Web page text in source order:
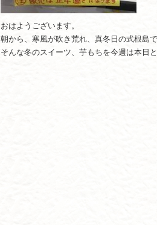
おはようございます。
朝から、寒風が吹き荒れ、真冬日の式根島で
そんな冬のスイーツ、芋もちを今週は本日